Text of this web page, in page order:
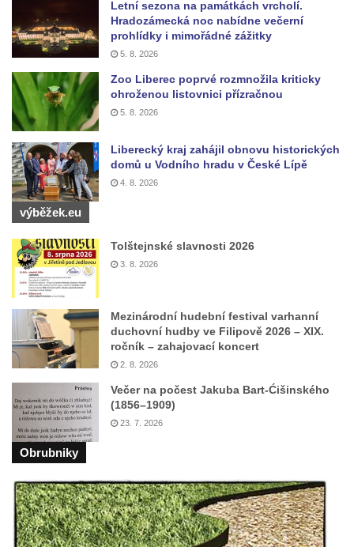
Letní sezona na památkách vrcholí.
Hradozámecká noc nabídne večerní
prohlídky i mimořádné zážitky
5. 8. 2026
Zoo Liberec poprvé rozmnožila kriticky
ohroženou listovnici přízračnou
5. 8. 2026
Liberecký kraj zahájil obnovu historických
domů u Vodního hradu v České Lípě
4. 8. 2026
výběžek.eu
Tolštejnské slavnosti 2026
3. 8. 2026
Mezinárodní hudební festival varhanní
duchovní hudby ve Filipově 2026 – XIX.
ročník – zahajovací koncert
2. 8. 2026
Večer na počest Jakuba Bart-Ćišinského
(1856–1909)
23. 7. 2026
Obrubniky